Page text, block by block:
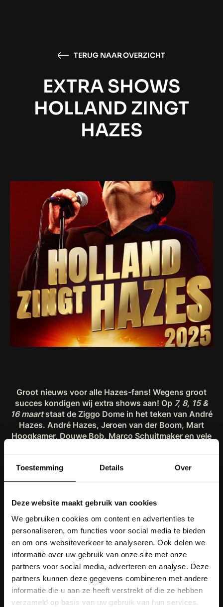
Toestemming Details Over
Deze website maakt gebruik van cookies
We gebruiken cookies om content en advertenties te
personaliseren, om functies voor social media te bieden
en om ons websiteverkeer te analyseren. Ook delen we
informatie over uw gebruik van onze site met onze
partners voor social media, adverteren en analyse. Deze
partners kunnen deze gegevens combineren met andere
informatie die u aan ze heeft verstrekt of die ze hebben
verzameld op basis van uw gebruik van hun services.
TERUG NAAR OVERZICHT
EXTRA SHOWS
HOLLAND ZINGT
HAZES
Groot nieuws voor alle Hazes-fans! Wegens groot
succes kondigen wij extra shows aan! Op 7, 8, 15 &
16 maartstaat de Ziggo Dome in het teken van André
Hazes. André Hazes, Jeroen van der Boom, Mart
Hoogkamer, Douwe Bob, Marco Schuitmaker en vele
20 jaar na het meest legendarische afscheid dat
wat Hazes naliet: zijn onovertroffen muziek. Holland
Zingt Hazes is het enige, het echte en het grootste
eerbetoon aan de legende en zijn muziek. Mis het
niet. Meer informatie en kaartverkoop:
www.hollandzingthazes.nl